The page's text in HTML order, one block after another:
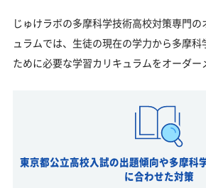
じゅけラボの多摩科学技術高校対策専門
ュラムでは、生徒の現在の学力から多摩科
ために必要な学習カリキュラムをオーダー
東京都公立高校入試の出題傾向や多摩科
に合わせた対策